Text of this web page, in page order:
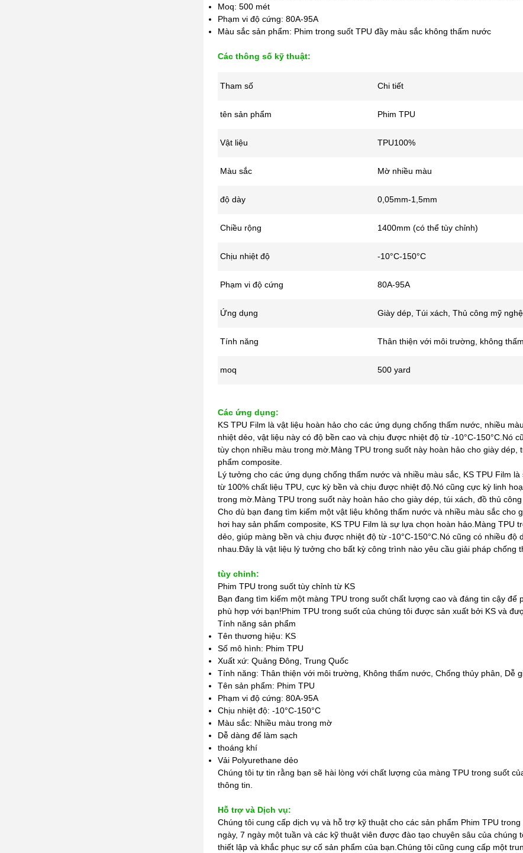
Moq: 500 mét
Phạm vi độ cứng: 80A-95A
Màu sắc sản phẩm: Phim trong suốt TPU đầy màu sắc không thấm nước
Các thông số kỹ thuật:
Tham số Chi tiết
tên sản phẩm Phim TPU
Vật liệu TPU100%
Màu sắc Mờ nhiều màu
độ dày 0,05mm-1,5mm
Chiều rộng 1400mm (có thể tùy chỉnh)
Chịu nhiệt độ -10°C-150°C
Phạm vi độ cứng 80A-95A
Ứng dụng Giày dép, Túi xách, Thủ công mỹ
Tính năng Thân thiện với môi trường, không
moq 500 yard
Các ứng dụng:
KS TPU Film là vật liệu hoàn hảo cho các ứng dụng chống thấm nước, nhiều
nhiệt dẻo, vật liệu này có độ bền cao và chịu được nhiệt độ từ -10°C-150°C.Nó
tùy chọn nhiều màu trong mờ.Màng TPU trong suốt này hoàn hảo cho giày
phẩm composite.
Lý tưởng cho các ứng dụng chống thấm nước và nhiều màu sắc, KS TPU Film
từ 100% chất liệu TPU, cực kỳ bền và chịu được nhiệt độ.Nó cũng cực kỳ linh
trong mờ.Màng TPU trong suốt này hoàn hảo cho giày dép, túi xách, đồ thủ
Cho dù bạn đang tìm kiếm một vật liệu không thấm nước và nhiều màu sắc cho
hơi hay sản phẩm composite, KS TPU Film là sự lựa chọn hoàn hảo.Màng TPU
dẻo, giúp màng bền và chịu được nhiệt độ từ -10°C-150°C.Nó cũng có nhiều
nhau.Đây là vật liệu lý tưởng cho bất kỳ công trình nào yêu cầu giải pháp chống
tùy chỉnh:
Phim TPU trong suốt tùy chỉnh từ KS
Bạn đang tìm kiếm một màng TPU trong suốt chất lượng cao và đáng tin cậy
phù hợp với bạn!Phim TPU trong suốt của chúng tôi được sản xuất bởi KS và
Tính năng sản phẩm
Tên thương hiệu: KS
Số mô hình: Phim TPU
Xuất xứ: Quảng Đông, Trung Quốc
Tính năng: Thân thiện với môi trường, Không thấm nước, Chống thủy phân, Dễ
Tên sản phẩm: Phim TPU
Phạm vi độ cứng: 80A-95A
Chịu nhiệt độ: -10°C-150°C
Màu sắc: Nhiều màu trong mờ
Dễ dàng để làm sạch
thoáng khí
Vải Polyurethane dẻo
Chúng tôi tự tin rằng bạn sẽ hài lòng với chất lượng của màng TPU trong suốt
thông tin.
Hỗ trợ và Dịch vụ:
Chúng tôi cung cấp dịch vụ và hỗ trợ kỹ thuật cho các sản phẩm Phim TPU
ngày, 7 ngày một tuần và các kỹ thuật viên được đào tạo chuyên sâu của
thiết lập và khắc phục sự cố sản phẩm của bạn.Chúng tôi cũng cung cấp một